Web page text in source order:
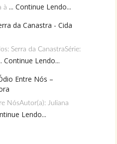
à ... Continue Lendo...
da Canastra - Cida
Serra da CanastraSérie:
Continue Lendo...
Entre Nós –
NósAutor(a): Juliana
Lendo...